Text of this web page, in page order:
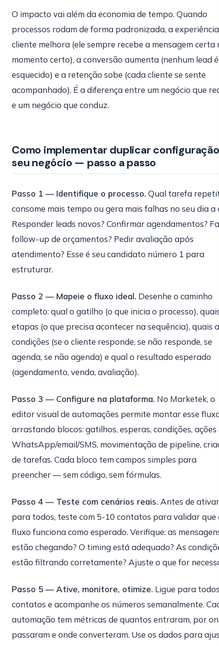
O impacto vai além da economia de tempo. Quando
processos rodam de forma padronizada, a
cliente melhora (ele sempre recebe a mensagem certa
momento certo), a conversão aumenta (nenhum lead é
esquecido) e a retenção sobe (cada cliente se sente
acompanhado). É a diferença entre um negócio que
e um negócio que conduz.
Como implementar duplicar
seu negócio — passo a passo
Passo 1 — Identifique o processo. Qual tarefa
consome mais tempo ou gera mais falhas no seu dia a
Responder leads novos? Confirmar agendamentos?
follow-up de orçamentos? Pedir avaliação após
atendimento? Esse é seu candidato número 1 para
estruturar.
Passo 2 — Mapeie o fluxo ideal. Desenhe o caminho
completo: qual o gatilho (o que inicia o processo),
etapas (o que precisa acontecer na sequência), quais
condições (se o cliente responde, se não responde, se
agenda, se não agenda) e qual o resultado esperado
(agendamento, venda, avaliação).
Passo 3 — Configure na plataforma. No Marketek, o
editor visual de automações permite montar esse
arrastando blocos: gatilhos, esperas, condições, ações
WhatsApp/email/SMS, movimentação de pipeline,
de tarefas. Cada bloco tem campos simples para
preencher — sem código, sem fórmulas.
Passo 4 — Teste com cenários reais. Antes de ativar
para todos, teste com 5-10 contatos para validar que
fluxo funciona como esperado. Verifique: as
estão chegando? O timing está adequado? As
estão filtrando corretamente? Ajuste o que for
Passo 5 — Ative, monitore, otimize. Ligue para
contatos e acompanhe os números semanalmente.
automação tem métricas de quantos entraram, por
passaram e onde converteram. Use os dados para